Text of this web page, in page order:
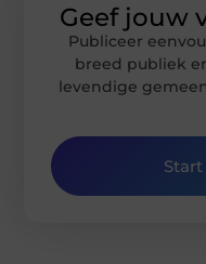
Geef jouw
Publiceer
breed publiek
levendige